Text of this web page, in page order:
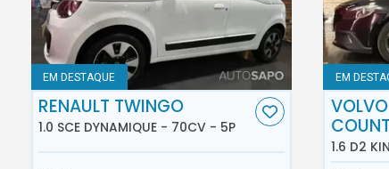
EM DESTAQUE
RENAULT TWINGO
1.0 SCE DYNAMIQUE - 70CV - 5P
EM
1.6 D2